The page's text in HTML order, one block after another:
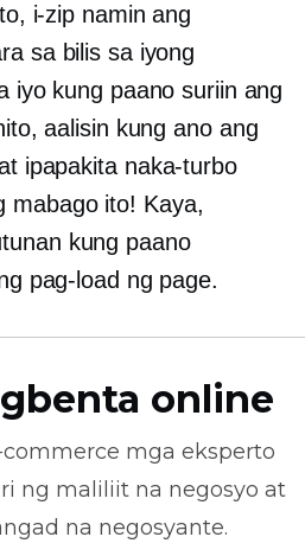
i-zip namin ang
sa bilis sa iyong
iyo kung paano suriin ang
aalisin kung ano ang
ipapakita naka-turbo
mabago ito! Kaya,
kung paano
pag-load ng page.
online
mga eksperto
ng maliliit na negosyo at
na negosyante.